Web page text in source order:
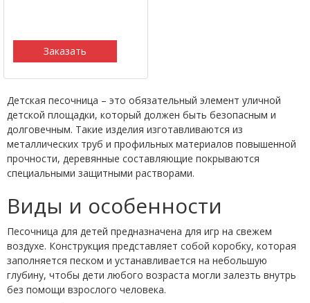
Заказать
Детская песочница – это обязательный элемент уличной
детской площадки, который должен быть безопасным и
долговечным. Такие изделия изготавливаются из
металлических труб и профильных материалов повышенной
прочности, деревянные составляющие покрываются
специальными защитными растворами.
Виды и особенности
Песочница для детей предназначена для игр на свежем
воздухе. Конструкция представляет собой коробку, которая
заполняется песком и устанавливается на небольшую
глубину, чтобы дети любого возраста могли залезть внутрь
без помощи взрослого человека.